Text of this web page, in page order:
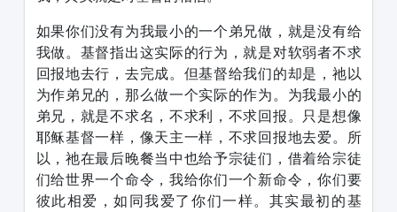
如果你们没有为我最小的一个弟兄做，就是没有给
我做。基督指出这实际的行为，就是对软弱者不求
回报地去行，去完成。但基督给我们的却是，祂以
为作弟兄的，那么做一个实际的作为。为我最小的
弟兄，就是不求名，不求利，不求回报。只是想像
耶稣基督一样，像天主一样，不求回报地去爱。所
以，祂在最后晚餐当中也给予宗徒们，借着给宗徒
们给世界一个命令，我给你们一个新命令，你们要
彼此相爱，如同我爱了你们一样。其实最初的基